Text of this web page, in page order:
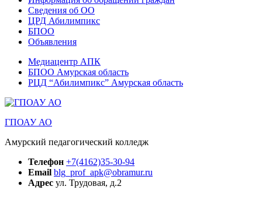
Сведения об ОО
ЦРД Абилимпикс
БПОО
Объявления
Медиацентр АПК
БПОО Амурская область
РЦД “Абилимпикс” Амурская область
ГПОАУ АО
Амурский педагогический колледж
Телефон +7(4162)35-30-94
Email blg_prof_apk@obramur.ru
Адрес ул. Трудовая, д.2